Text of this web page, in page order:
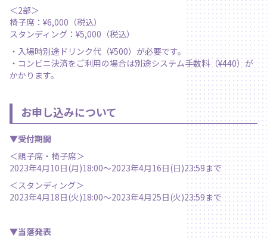
＜2部＞
椅子席：¥6,000（税込）
スタンディング：¥5,000（税込）
・入場時別途ドリンク代（¥500）が必要です。
・コンビニ決済をご利用の場合は別途システム手数料（¥440）が
かかります。
お申し込みについて
▼受付期間
＜親子席・椅子席＞
2023年4月10日(月)18:00〜2023年4月16日(日)23:59まで
＜スタンディング＞
2023年4月18日(火)18:00〜2023年4月25日(火)23:59まで
▼当落発表